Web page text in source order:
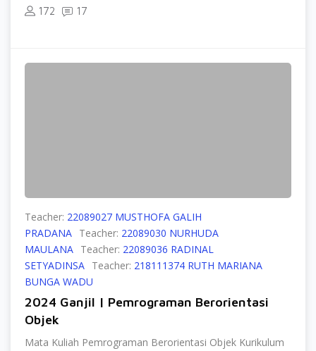
172 17
Teacher: 22089027 MUSTHOFA GALIH
PRADANA Teacher: 22089030 NURHUDA
MAULANA Teacher: 22089036 RADINAL
SETYADINSA Teacher: 218111374 RUTH MARIANA
BUNGA WADU
2024 Ganjil | Pemrograman Berorientasi
Objek
Mata Kuliah Pemrograman Berorientasi Objek Kurikulum